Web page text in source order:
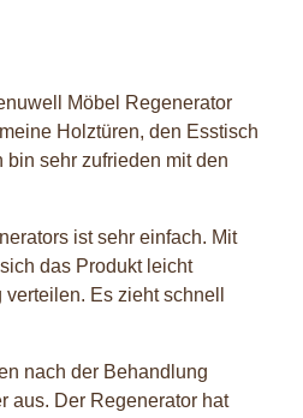
Möbel Regenerator
Holztüren, den Esstisch
bin sehr zufrieden mit den
ist sehr einfach. Mit
das Produkt leicht
Es zieht schnell
nach der Behandlung
aus. Der Regenerator hat